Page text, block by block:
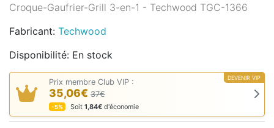
Croque-Gaufrier-Grill 3-en-1 - Techwood TGC-1366
Fabricant: Techwood
Disponibilité: En stock
DEVENIR VIP
Prix membre Club VIP :
35,06€ 37€
-5% Soit 1,84€d'économie